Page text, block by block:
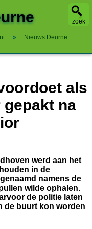
zoek
» Nieuws Deurne
als
na
werd aan het
in de
namens de
wilde ophalen.
de politie laten
de buurt kon worden